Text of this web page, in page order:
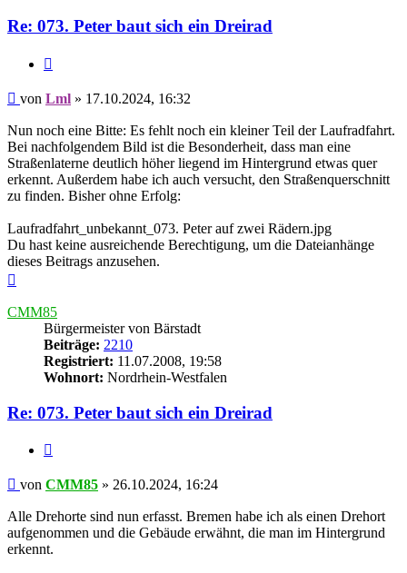
Re: 073. Peter baut sich ein Dreirad
Beitrag
von Lml » 17.10.2024, 16:32
Nun noch eine Bitte: Es fehlt noch ein kleiner Teil der Laufradfahrt.
Bei nachfolgendem Bild ist die Besonderheit, dass man eine
Straßenlaterne deutlich höher liegend im Hintergrund etwas quer
erkennt. Außerdem habe ich auch versucht, den Straßenquerschnitt
zu finden. Bisher ohne Erfolg:
Laufradfahrt_unbekannt_073. Peter auf zwei Rädern.jpg
Du hast keine ausreichende Berechtigung, um die Dateianhänge
dieses Beitrags anzusehen.
CMM85
Bürgermeister von Bärstadt
Beiträge: 2210
Registriert: 11.07.2008, 19:58
Wohnort: Nordrhein-Westfalen
Re: 073. Peter baut sich ein Dreirad
Beitrag
von CMM85 » 26.10.2024, 16:24
Alle Drehorte sind nun erfasst. Bremen habe ich als einen Drehort
aufgenommen und die Gebäude erwähnt, die man im Hintergrund
erkennt.